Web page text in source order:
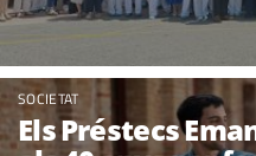
SOCIETAT
Els Préstecs